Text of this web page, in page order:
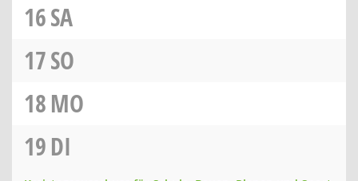
16SA
17SO
18MO
19DI